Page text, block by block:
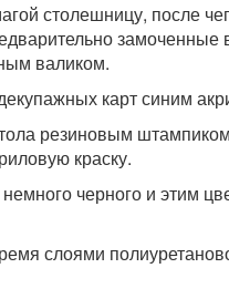
столешницу, после
валиком.
карт синим
резиновым
краску.
черного и этим
слоями